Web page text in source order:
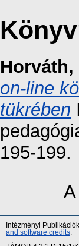
on-line
tükrében
195-199.
Intézményi
and software credits